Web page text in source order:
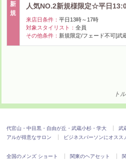
新
規
人気NO.2新規様限定☆平日
来店日条件： 平日13時～17時
対象スタイリスト： 全員
その他条件： 新規限定/フェード不可[武
ト
代官山・中目黒・自由が丘・武蔵小杉・学大 武
アルが得意なサロン
ビジネスパーソンにオスス
全国のメンズ ショート 関東のヘアセット